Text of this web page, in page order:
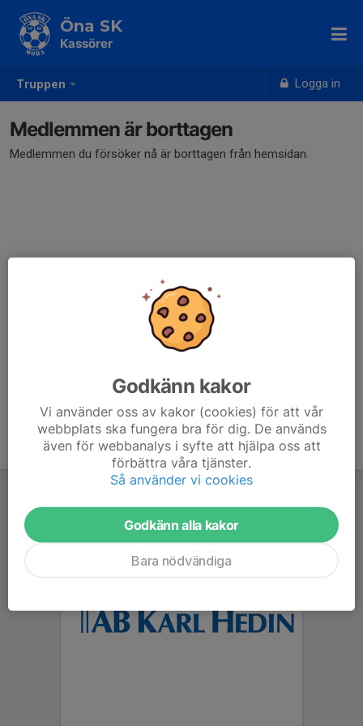
Truppen Logga in
Öna SK
Kassörer
Medlemmen är borttagen
Medlemmen du försöker nå är borttagen från hemsidan.
Godkänn kakor
Vi använder oss av kakor (cookies) för att vår
webbplats ska fungera bra för dig. De används
även för webbanalys i syfte att hjälpa oss att
förbättra våra tjänster.
Så använder vi cookies
Godkänn alla kakor
Bara nödvändiga